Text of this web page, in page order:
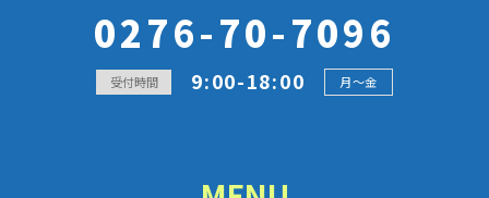
0276-70-7096
受付時間 9:00-18:00 月～金